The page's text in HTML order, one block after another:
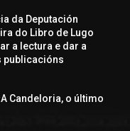
da Deputación
do Libro de Lugo
a lectura e dar a
publicacións
Candeloria, o último